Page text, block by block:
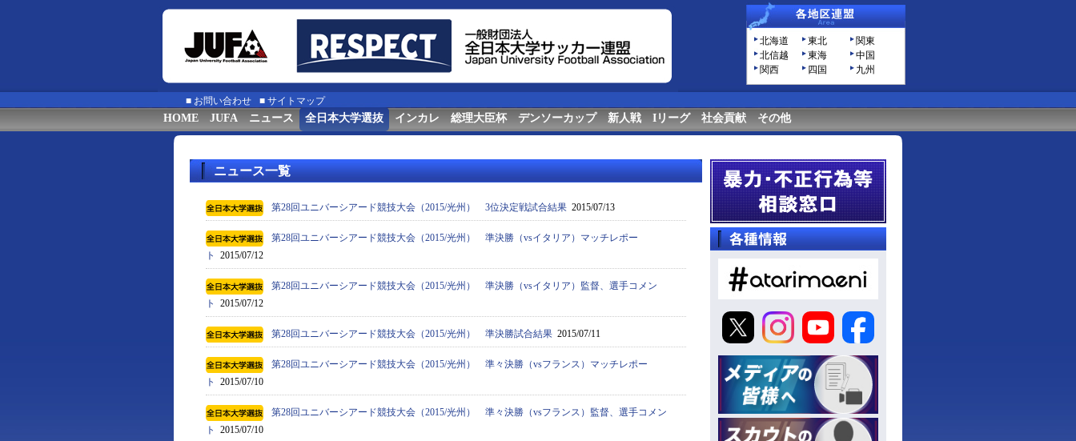
北海道 東北
関東
北信越
東海
中国
関西
四国 九州
■ お問い合わせ ■ サイトマップ
HOME JUFA ニュース 全日本大学選抜 インカレ 総理大臣杯 デンソーカップ 新人戦 Iリーグ 社会貢献 その他
ニュース一覧
第28回ユニバーシアード競技大会（2015/光州） 3位決定戦試合結果 2015/07/13
第28回ユニバーシアード競技大会（2015/光州） 準決勝（vsイタリア）マッチレポー
ト
2015/07/12
第28回ユニバーシアード競技大会（2015/光州） 準決勝（vsイタリア）監督、選手コメン
ト
2015/07/12
第28回ユニバーシアード競技大会（2015/光州） 準決勝試合結果 2015/07/11
第28回ユニバーシアード競技大会（2015/光州） 準々決勝（vsフランス）マッチレポー
ト
2015/07/10
第28回ユニバーシアード競技大会（2015/光州） 準々決勝（vsフランス）監督、選手コメン
ト
2015/07/10